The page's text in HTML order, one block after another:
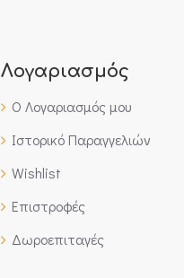
Λογαριασμός
Ο Λογαριασμός μου
Ιστορικό Παραγγελιών
Wishlist
Επιστροφές
Δωροεπιταγές